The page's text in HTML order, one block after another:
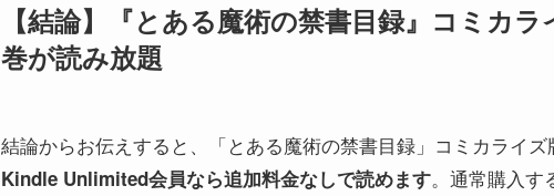
【結論】『とある魔術の禁書目録』コミカ
巻が読み放題
結論からお伝えすると、「とある魔術の禁書目録」コミカライ
Kindle Unlimited会員なら追加料金なしで読めます。通常購入す